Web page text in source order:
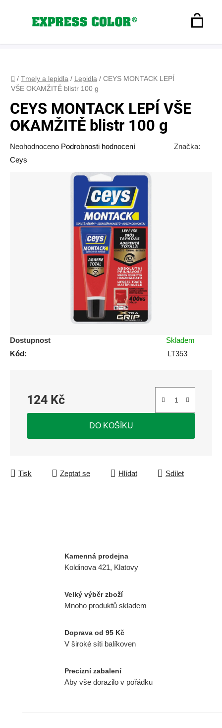
Hledat
Domů
/ Tmely a lepidla / Lepidla / CEYS MONTACK LEPÍ
VŠE OKAMŽITĚ blistr 100 g
Dostupnost
Skladem
Kód:
LT353
124 Kč
Měrná cena:
DO KOŠÍKU
Tisk Zeptat se Hlídat Sdílet
CEYS MONTACK LEPÍ VŠE
OKAMŽITĚ blistr 100 g
Průměrné
hodnocení
Neohodnoceno Podrobnosti hodnocení
Značka:
Ceys
Kamenná prodejna
Koldinova 421, Klatovy
Velký výběr zboží
Mnoho produktů skladem
Doprava od 95 Kč
V široké síti balíkoven
Precizní zabalení
Aby vše dorazilo v pořádku